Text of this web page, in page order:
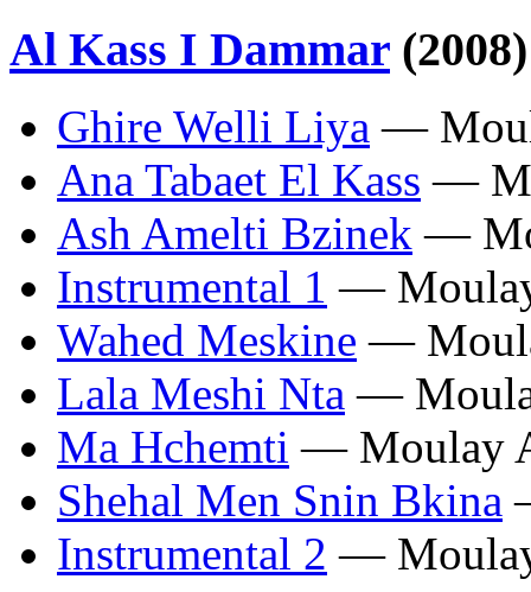
Al Kass I Dammar (2008)
Ghire Welli Liya —
Ana Tabaet El Kass —
Ash Amelti Bzinek —
Instrumental 1 —
Wahed Meskine —
Lala Meshi Nta —
Ma Hchemti — Moulay
Shehal Men Snin Bkina
Instrumental 2 —